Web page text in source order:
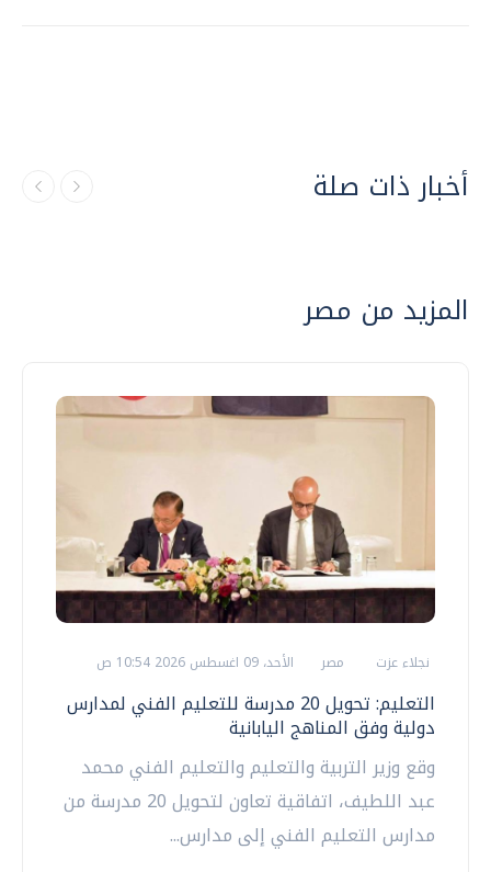
أخبار ذات صلة
المزيد من مصر
نجلاء عزت مصر الأحد، 09 اغسطس 2026 10:54 ص
التعليم: تحويل 20 مدرسة للتعليم الفني لمدارس
دولية وفق المناهج اليابانية
وقع وزير التربية والتعليم والتعليم الفني محمد
عبد اللطيف، اتفاقية تعاون لتحويل 20 مدرسة من
مدارس التعليم الفني إلى مدارس...